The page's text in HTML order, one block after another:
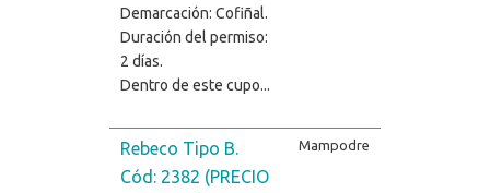
Demarcación: Cofiñal.
Duración del permiso:
2 días.
Dentro de este cupo...
Rebeco Tipo B.
Cód: 2382 (PRECIO
Mampodre